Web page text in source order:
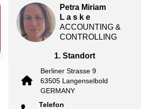
Petra Miriam
L a s k e
ACCOUNTING &
CONTROLLING
1. Standort
Berliner Strasse 9
63505 Langenselbold
GERMANY
Telefon